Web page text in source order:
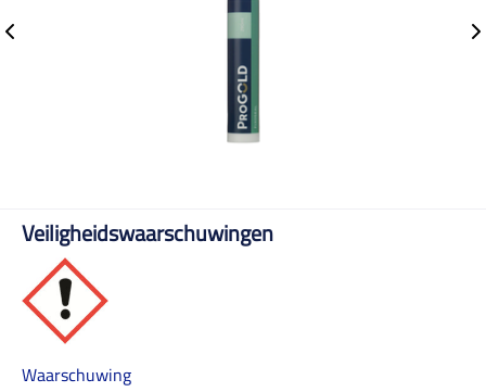
Veiligheidswaarschuwingen
Waarschuwing